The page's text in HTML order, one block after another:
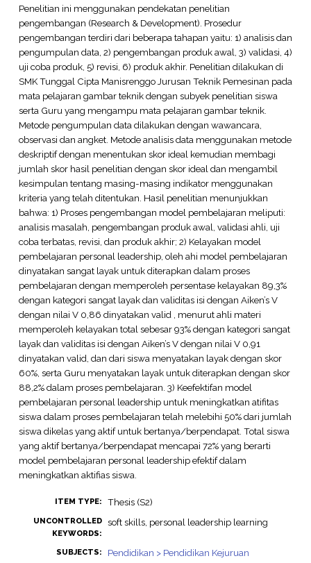
Penelitian ini menggunakan pendekatan penelitian
pengembangan (Research & Development). Prosedur
pengembangan terdiri dari beberapa tahapan yaitu: 1) analisis dan
pengumpulan data, 2) pengembangan produk awal, 3) validasi, 4)
uji coba produk, 5) revisi, 6) produk akhir. Penelitian dilakukan di
SMK Tunggal Cipta Manisrenggo Jurusan Teknik Pemesinan pada
mata pelajaran gambar teknik dengan subyek penelitian siswa
serta Guru yang mengampu mata pelajaran gambar teknik.
Metode pengumpulan data dilakukan dengan wawancara,
observasi dan angket. Metode analisis data menggunakan metode
deskriptif dengan menentukan skor ideal kemudian membagi
jumlah skor hasil penelitian dengan skor ideal dan mengambil
kesimpulan tentang masing-masing indikator menggunakan
kriteria yang telah ditentukan. Hasil penelitian menunjukkan
bahwa: 1) Proses pengembangan model pembelajaran meliputi:
analisis masalah, pengembangan produk awal, validasi ahli, uji
coba terbatas, revisi, dan produk akhir; 2) Kelayakan model
pembelajaran personal leadership, oleh ahi model pembelajaran
dinyatakan sangat layak untuk diterapkan dalam proses
pembelajaran dengan memperoleh persentase kelayakan 89,3%
dengan kategori sangat layak dan validitas isi dengan Aiken’s V
dengan nilai V 0,86 dinyatakan valid , menurut ahli materi
memperoleh kelayakan total sebesar 93% dengan kategori sangat
layak dan validitas isi dengan Aiken’s V dengan nilai V 0,91
dinyatakan valid, dan dari siswa menyatakan layak dengan skor
60%, serta Guru menyatakan layak untuk diterapkan dengan skor
88,2% dalam proses pembelajaran. 3) Keefektifan model
pembelajaran personal leadership untuk meningkatkan atifitas
siswa dalam proses pembelajaran telah melebihi 50% dari jumlah
siswa dikelas yang aktif untuk bertanya/berpendapat. Total siswa
yang aktif bertanya/berpendapat mencapai 72% yang berarti
model pembelajaran personal leadership efektif dalam
meningkatkan aktifias siswa.
ITEM TYPE: Thesis (S2)
UNCONTROLLED
KEYWORDS:
soft skills, personal leadership learning
SUBJECTS: Pendidikan > Pendidikan Kejuruan